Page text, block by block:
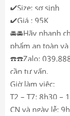
✔️Size: sơ sinh
✔️Giá : 95K
🚘🚘Hãy nhanh
phẩm an toàn
☎️☎️Zalo:
cần tư vấn.
Giờ làm việc:
T2 – T7: 8h30 –
CN và ngày lễ: